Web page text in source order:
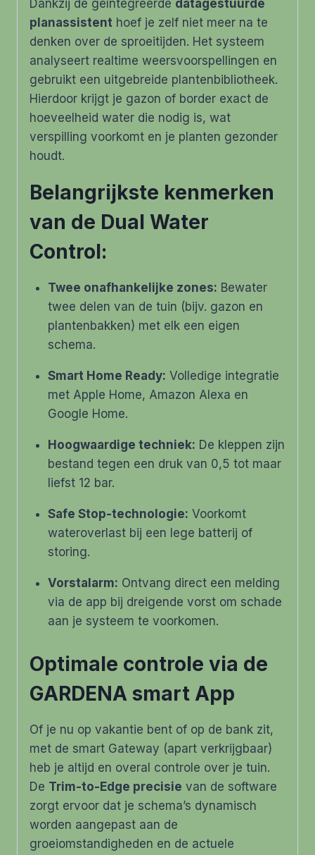
Dankzij de geïntegreerde datagestuurde
planassistent hoef je zelf niet meer na te
denken over de sproeitijden. Het systeem
analyseert realtime weersvoorspellingen en
gebruikt een uitgebreide plantenbibliotheek.
Hierdoor krijgt je gazon of border exact de
hoeveelheid water die nodig is, wat
verspilling voorkomt en je planten gezonder
houdt.
Belangrijkste kenmerken
van de Dual Water
Control:
Twee onafhankelijke zones: Bewater
twee delen van de tuin (bijv. gazon en
plantenbakken) met elk een eigen
schema.
Smart Home Ready: Volledige integratie
met Apple Home, Amazon Alexa en
Google Home.
Hoogwaardige techniek: De kleppen zijn
bestand tegen een druk van 0,5 tot maar
liefst 12 bar.
Safe Stop-technologie: Voorkomt
wateroverlast bij een lege batterij of
storing.
Vorstalarm: Ontvang direct een melding
via de app bij dreigende vorst om schade
aan je systeem te voorkomen.
Optimale controle via de
GARDENA smart App
Of je nu op vakantie bent of op de bank zit,
met de smart Gateway (apart verkrijgbaar)
heb je altijd en overal controle over je tuin.
De Trim-to-Edge precisie van de software
zorgt ervoor dat je schema’s dynamisch
worden aangepast aan de
groeiomstandigheden en de actuele